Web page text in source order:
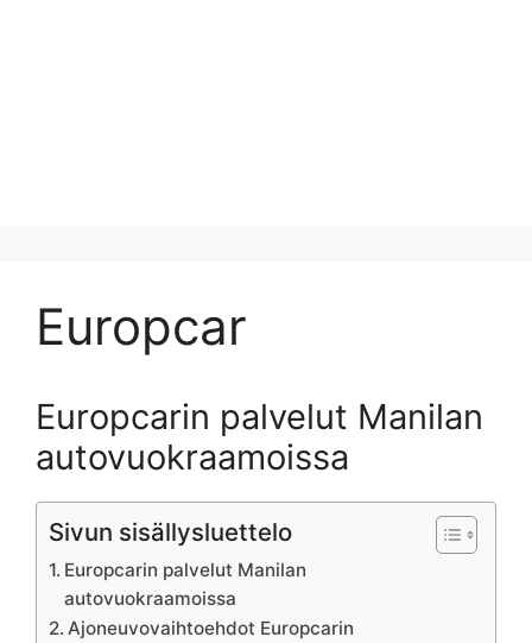
Europcar
Europcarin palvelut Manilan
autovuokraamoissa
Sivun sisällysluettelo
Europcarin palvelut Manilan
autovuokraamoissa
Ajoneuvovaihtoehdot Europcarin